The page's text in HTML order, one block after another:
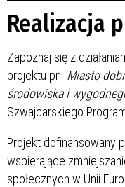
Realizacja
Zapoznaj się z
projektu pn. Miasto
środowiska i
Szwajcarskiego
Projekt dofinansowany
wspierające
społecznych w Unii